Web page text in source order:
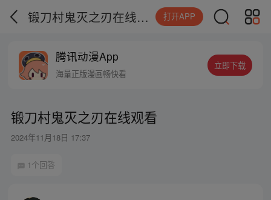
锻刀村鬼灭之刃在线观看 打开APP
腾讯动漫App
海量正版漫画畅快看
立即下载
锻刀村鬼灭之刃在线观看
2024年11月18日 17:37
1个回答